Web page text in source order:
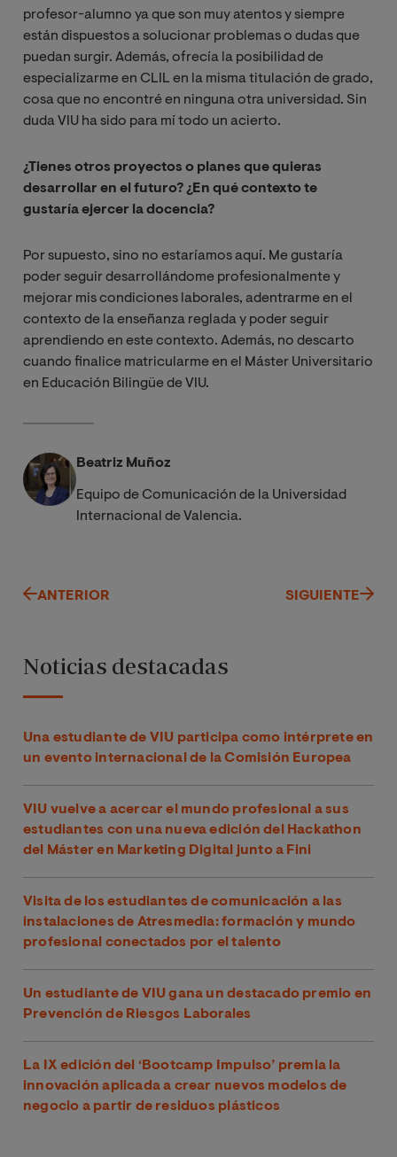
profesor-alumno ya que son muy atentos y siempre
están dispuestos a solucionar problemas o dudas que
puedan surgir. Además, ofrecía la posibilidad de
especializarme en CLIL en la misma titulación de grado,
cosa que no encontré en ninguna otra universidad. Sin
duda VIU ha sido para mí todo un acierto.
¿Tienes otros proyectos o planes que quieras
desarrollar en el futuro? ¿En qué contexto te
gustaría ejercer la docencia?
Por supuesto, sino no estaríamos aquí. Me gustaría
poder seguir desarrollándome profesionalmente y
mejorar mis condiciones laborales, adentrarme en el
contexto de la enseñanza reglada y poder seguir
aprendiendo en este contexto. Además, no descarto
cuando finalice matricularme en el Máster Universitario
en Educación Bilingüe de VIU.
Beatriz Muñoz
Equipo de Comunicación de la Universidad
Internacional de Valencia.
ANTERIOR SIGUIENTE
Noticias destacadas
Una estudiante de VIU participa como intérprete en
un evento internacional de la Comisión Europea
VIU vuelve a acercar el mundo profesional a sus
estudiantes con una nueva edición del Hackathon
del Máster en Marketing Digital junto a Fini
Visita de los estudiantes de comunicación a las
instalaciones de Atresmedia: formación y mundo
profesional conectados por el talento
Un estudiante de VIU gana un destacado premio en
Prevención de Riesgos Laborales
La IX edición del ‘Bootcamp Impulso’ premia la
innovación aplicada a crear nuevos modelos de
negocio a partir de residuos plásticos